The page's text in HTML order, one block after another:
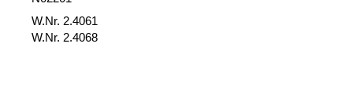
W.Nr. 2.4061
W.Nr. 2.4068